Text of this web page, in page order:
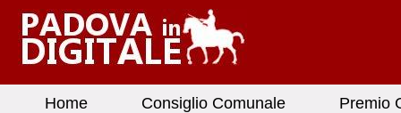
Home Consiglio Comunale Premio